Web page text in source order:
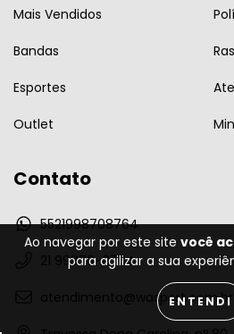
Ao navegar por este site você
para agilizar a sua
ENTENDI
Mais Vendidos
Bandas
Esportes
Outlet
Contato
5521998708764
21 99870-8764
atendimento@wasport.com.br